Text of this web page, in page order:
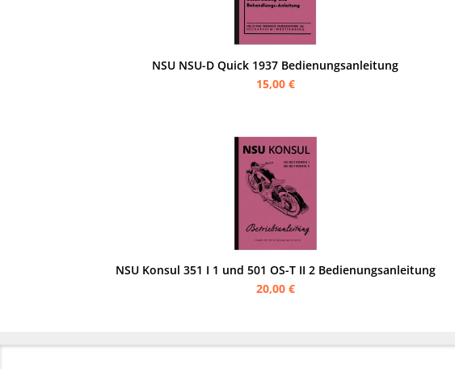
NSU NSU-D Quick 1937 Bedienungsanleitung
15,00 €
NSU Konsul 351 I 1 und 501 OS-T II 2 Bedienungsanleitung
20,00 €